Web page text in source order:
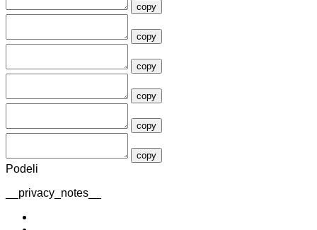
copy
copy
copy
copy
copy
copy
Podeli
__privacy_notes__